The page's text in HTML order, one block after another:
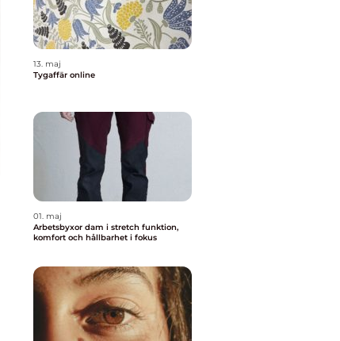
13. maj
Tygaffär online
01. maj
Arbetsbyxor dam i stretch funktion,
komfort och hållbarhet i fokus